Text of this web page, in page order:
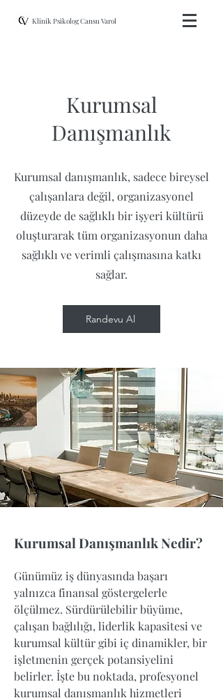
Klinik Psikolog Cansu Varol
Kurumsal
Danışmanlık
Kurumsal danışmanlık, sadece bireysel
çalışanlara değil, organizasyonel
düzeyde de sağlıklı bir işyeri kültürü
oluşturarak tüm organizasyonun daha
sağlıklı ve verimli çalışmasına katkı
sağlar.
Randevu Al
Kurumsal Danışmanlık Nedir?
Günümüz iş dünyasında başarı
yalnızca finansal göstergelerle
ölçülmez. Sürdürülebilir büyüme,
çalışan bağlılığı, liderlik kapasitesi ve
kurumsal kültür gibi iç dinamikler, bir
işletmenin gerçek potansiyelini
belirler. İşte bu noktada, profesyonel
kurumsal danışmanlık hizmetleri